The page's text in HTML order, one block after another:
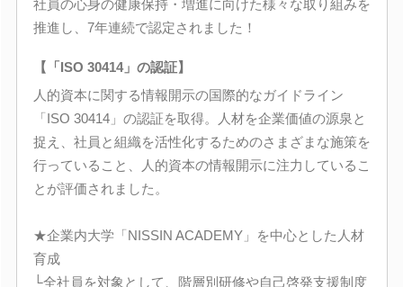
社員の心身の健康保持・増進に向けた様々な取り組みを
推進し、7年連続で認定されました！
【「ISO 30414」の認証】
人的資本に関する情報開示の国際的なガイドライン
「ISO 30414」の認証を取得。人材を企業価値の源泉と
捉え、社員と組織を活性化するためのさまざまな施策を
行っていること、人的資本の情報開示に注力しているこ
とが評価されました。
★企業内大学「NISSIN ACADEMY」を中心とした人材
育成
└全社員を対象として、階層別研修や自己啓発支援制度